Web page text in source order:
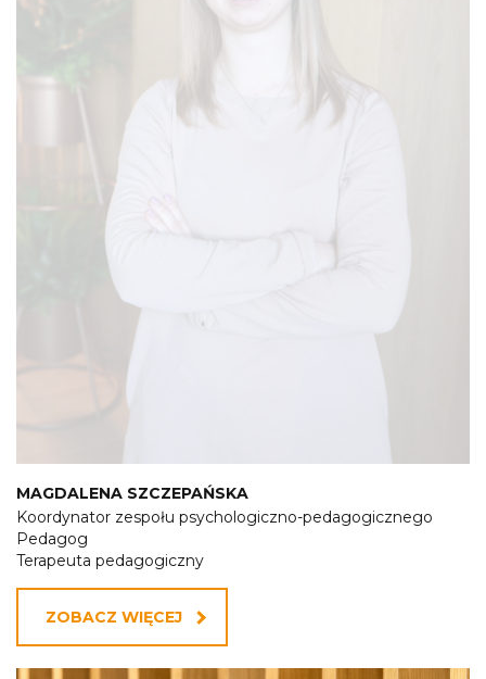
MAGDALENA SZCZEPAŃSKA
Koordynator zespołu psychologiczno-pedagogicznego
Pedagog
Terapeuta pedagogiczny
ZOBACZ WIĘCEJ